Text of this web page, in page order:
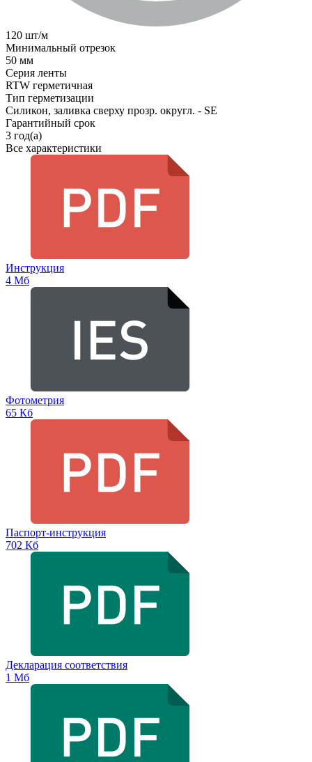
120 шт/м
Минимальный отрезок
50 мм
Серия ленты
RTW герметичная
Тип герметизации
Силикон, заливка сверху прозр. округл. - SE
Гарантийный срок
3 год(а)
Все характеристики
Инструкция
4 Мб
Фотометрия
65 Кб
Паспорт-инструкция
702 Кб
Декларация соответствия
1 Мб